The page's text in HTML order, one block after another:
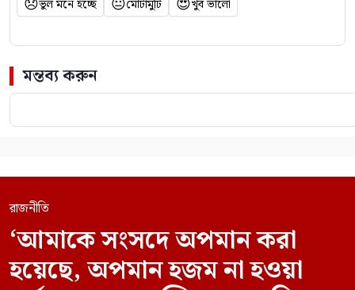
😞ভুল মনে হচ্ছে 😐মোটামুটি 😍খুব ভালো
মন্তব্য করুন
রাজনীতি
‘আমাকে সংসদে অপমান করা
হয়েছে, অপমান হজম না হওয়া